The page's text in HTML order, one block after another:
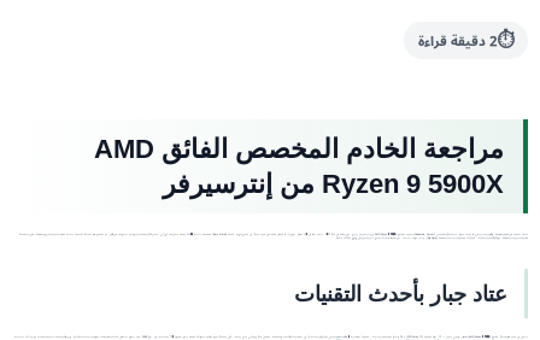
2 دقيقة قراءة
مراجعة الخادم المخصص الفائق AMD
Ryzen 9 5900X من إنترسيرفر
عندما نتحدث عن القوة المطلقة والأداء الجبار الذي لا يعرف حدوداً، ف الخادم المخصص (Dedicated Server) المزود بمعالج AMD Ryzen 9 5900X من إنترسيرفر يتربع على القمة في عام 2026. بسعر يبدأ من 120 دولاراً شهرياً، لا تحصل فقط على مجرد خادم، بل تقتني أجهزة كاملة (Bare Metal) مخصصة بنسبة 100% لخدمة مشروعك دون أي مشاركة أو طبقات افتراضية تستهلك من الأداء. تم تصميم هذا الخادم خصيصاً لتلبية متطلبات المشاريع العملاقة، مثل استضافة
تطبيقات الويب المعقدة، خوادم الألعاب الثقيلة، محركات معالجة البيانات الضخمة (Big Data)، وبناء قواعد بيانات سريعة الاستجابة تحتاج لسرعات إدخال وإخراج (I/O) فائقة.
عتاد جبار بأحدث التقنيات
ينبض في قلب هذا الخادم معالج AMD Ryzen 9 5900X المذهل، والذي يتميز بـ 12 نواة حقيقية (12 CPU Cores) و 24 مساراً لمعالجة البيانات، مدعوماً بمعمارية Zen 3 المتطورة التي توفر أداءً استثنائياً في العمليات الأحادية والمتعددة. لضمان عدم وجود أي عنق زجاجة، يأتي الخادم مزوداً بذاكرة عشوائية ضخمة تبلغ سعتها 128 جيجابايت من نوع DDR4، مما يسمح بتشغيل مئات التطبيقات وقواعد البيانات الكبيرة في الذاكرة الحية لسرعة استجابة فورية. أما بالنسبة